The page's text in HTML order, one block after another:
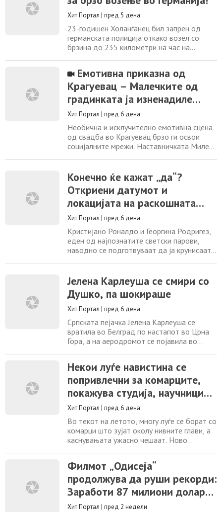
возачите да забават. Тоа е првиот таков
„црвен пат“ во Индија, проект што е дел
од поширока
Хит Портал | пред 5 дена
23-годишен Холанѓанец бил запрен од
германската полиција откако возел со
брзина до 235 километри на час на
сообраќајната полиција во Кобленц,
младиот возач со своето Porsche 911
возел преблиску до другите возила,
повеќепати претекнувал од десната
страна и ја користел секоја
Емотивна приказна од
Крагуевац – Малечките од
градинката ја изненадиле
својата наставничка на
нејзината свадба
Хит Портал | пред 6 дена
Необична и исклучително емотивна сцена
од свадба во Крагуевац брзо ги освои
социјалните мрежи. Наставничката Милена
се појавиле на нејзината прослава.
Видеото кое го прикажува моментот кога
малечките ѝ пристапуваат на својата
наставничка за да ѝ честитаат за
Конечно ќе кажат „да“?
Откриени датумот и
локацијата на раскошната
свадба на Роналдо и Георгина
02/08/2026
Хит Портал | пред 6 дена
Кристијано Роналдо и Георгина Родригез,
еден од најпознатите светски парови,
наводно се подготвуваат да ја крунисаат
најновите медиумски информации,
венчавката би требало да се одржи
следната сабота во Фуншал, главниот
град на португалскиот остров Мадеира,
Јелена Карлеуша се смири со
Душко, па шокираше
Хит Портал | пред 6 дена
Српската пејачка Јелена Карлеуша се
вратила во Белград по настапот во Црна
Гора, а на аеродромот се појавила во
успехот на нејзините нови песни,
рекордната поддршка од публиката и
колегите, нејзините планови за
продолжување на кариерата, но и за
големата прослава што ја подготвува
Некои луѓе навистина се
попривлечни за комарците,
покажува студија, научниците
открија зошто
Хит Портал | пред 6 дена
Во текот на летото, многу луѓе се борат со
комарци што зујат околу нивните глави, а
каснувањата ужасно чешаат. Ново
поединци се навистина попривлечни за
комарците, а разбирањето на овој
феномен е клучно за јавното здравје.
Комарците се сметаат за опасни бидејќи
пренесуваат болести како што се
маларија, денга треска
Филмот „Одисеја“
продолжува да руши рекорди:
Заработи 87 милиони долари
во вториот викенд
Хит Портал | пред 2 недели